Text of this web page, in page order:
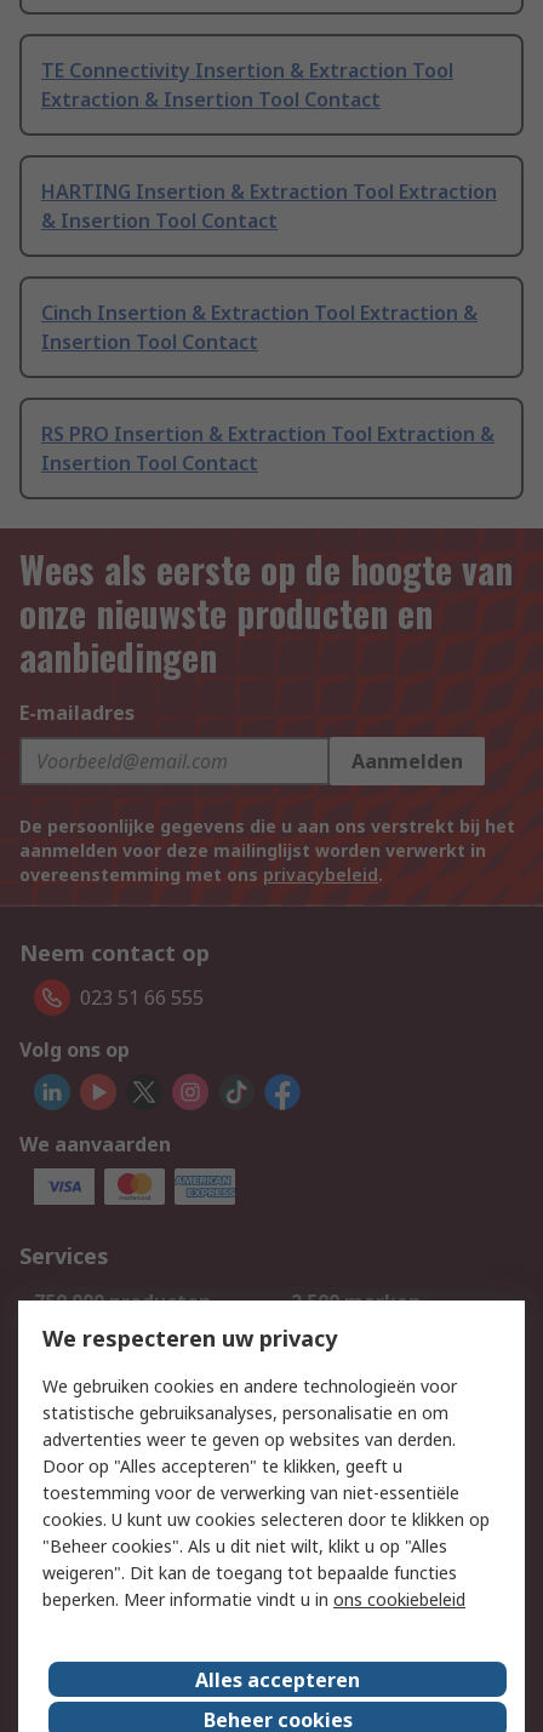
TE Connectivity Insertion & Extraction Tool
Extraction & Insertion Tool Contact
HARTING Insertion & Extraction Tool Extraction
& Insertion Tool Contact
Cinch Insertion & Extraction Tool Extraction &
Insertion Tool Contact
RS PRO Insertion & Extraction Tool Extraction &
Insertion Tool Contact
Wees als eerste op de hoogte van
onze nieuwste producten en
aanbiedingen
E-mailadres
Aanmelden
De persoonlijke gegevens die u aan ons verstrekt bij het
aanmelden voor deze mailinglijst worden verwerkt in
overeenstemming met ons privacybeleid.
Neem contact op
023 51 66 555
Volg ons op
We aanvaarden
Services
750.000 producten
2.500 merken
Bestellen
Inkoopoplossingen
Track & Trace
Wettelijk
Cookiebeleid
Email veiligheid
Privacybeleid
Websitevoorwaarden
Algemene
verkoopvoorwaarden
Over RS
RS Group Over ons
We respecteren uw privacy
We gebruiken cookies en andere technologieën voor
statistische gebruiksanalyses, personalisatie en om
advertenties weer te geven op websites van derden.
Door op "Alles accepteren" te klikken, geeft u
toestemming voor de verwerking van niet-essentiële
cookies. U kunt uw cookies selecteren door te klikken op
"Beheer cookies". Als u dit niet wilt, klikt u op "Alles
weigeren". Dit kan de toegang tot bepaalde functies
beperken. Meer informatie vindt u in ons cookiebeleid
Alles accepteren
Beheer cookies